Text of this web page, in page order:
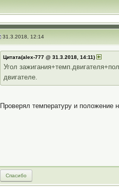
31.3.2018, 12:14
Цитата(alex-777 @ 31.3.2018, 14:11)
Угол
двигателе.
Проверял температуру и положение
Спасибо